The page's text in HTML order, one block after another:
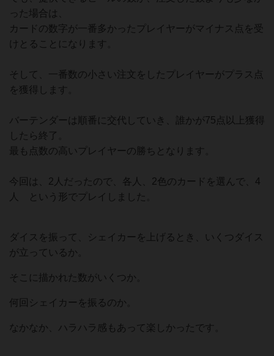
った場合は、
カードの数字が一番多かったプレイヤーがマイナス点を受
けとることになります。
そして、一番数の小さい注文をしたプレイヤーがプラス点
を獲得します。
バーテンダーは順番に交代していき、誰かが75点以上獲得
したら終了。
最も点数の高いプレイヤーの勝ちとなります。
今回は、2人だったので、各人、2色のカードを選んで、4
人 という形でプレイしました。
ダイスを振って、シェイカーを上げるとき、いくつダイス
が立っているか。
そこに描かれた数がいくつか。
何回シェイカーを振るのか。
なかなか、ハラハラ感もあって楽しかったです。